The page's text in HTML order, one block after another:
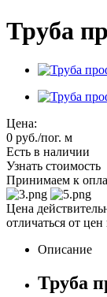
Труба
Цена:
0 руб./пог. м
Есть в наличии
Узнать стоимость
Принимаем к
Цена
отличаться от цен
Описание
Труба